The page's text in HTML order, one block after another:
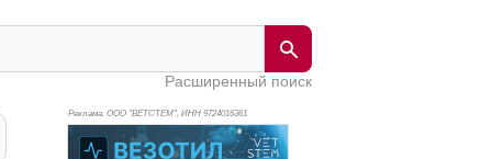
Расширенный поиск
Реклама. ООО "ВЕТСТЕМ", ИНН 9724016361